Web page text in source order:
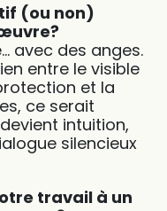
(ou non)
avec des anges.
entre le visible
et la
ce serait
intuition,
silencieux
travail à un